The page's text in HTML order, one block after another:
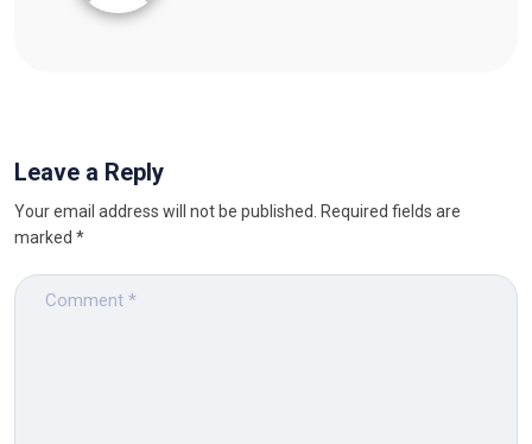
Leave a Reply
Your email address will not be published.
Required fields are
marked *